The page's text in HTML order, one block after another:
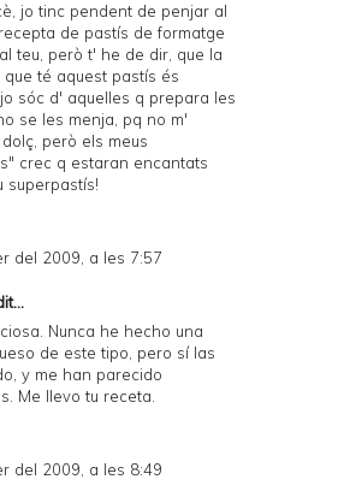
jo tinc pendent de penjar al
de pastís de formatge
teu, però t' he de dir, que la
té aquest pastís és
sóc d' aquelles q prepara les
se les menja, pq no m'
però els meus
crec q estaran encantats
superpastís!
del 2009, a les 7:57
Nunca he hecho una
de este tipo, pero sí las
y me han parecido
Me llevo tu receta.
del 2009, a les 8:49